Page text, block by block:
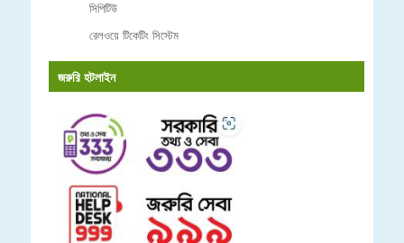
সিপিটিউ
রেলওয়ে টিকেটিং সিস্টেম
জরুরি হটলাইন